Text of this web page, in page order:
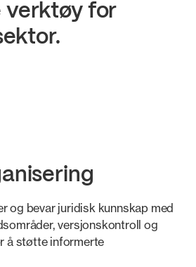
verktøy for
og bevar juridisk kunnskap med
versjonskontroll og
å støtte informerte